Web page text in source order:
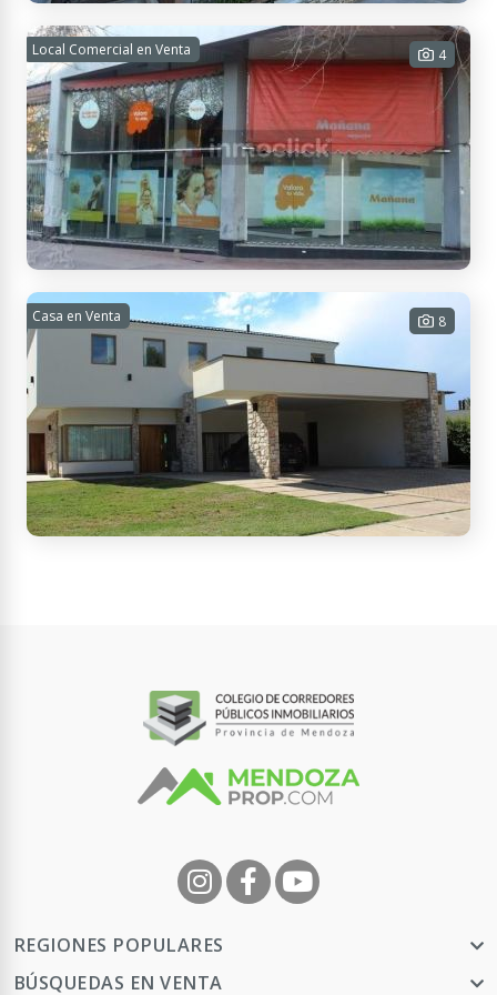
Dr. Minoprio 1705, M5502AJT Mendoza, Argentina
Departamento en venta
2 habitaciones - 1 baño - 70 m² Cub.
- 401 m² Tot.
USD
125.000
APTO
CRÉDITO
Contactar
Local Comercial en Venta 4
San Juan & República de Siria, M5502 Capital, Mendoza, Argentina
Vendo Salon Comercial
1 habitación - 1 baño - 60 m² Tot.
USD
320.000
APTO
CRÉDITO
Contactar
Casa en Venta 8
350.000
CRÉDITO
REGIONES POPULARES
BÚSQUEDAS EN VENTA